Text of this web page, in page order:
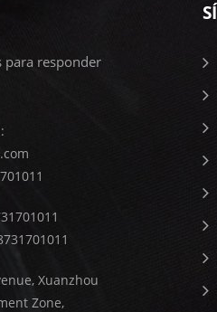
para responder
Xuanzhou
Zone,